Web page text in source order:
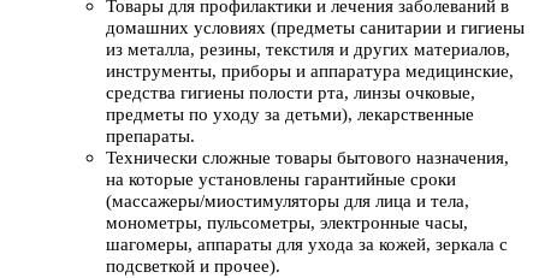
Товары для профилактики и лечения заболеваний в
домашних условиях (предметы санитарии и гигиены
из металла, резины, текстиля и других материалов,
инструменты, приборы и аппаратура медицинские,
средства гигиены полости рта, линзы очковые,
предметы по уходу за детьми), лекарственные
препараты.
Технически сложные товары бытового назначения,
на которые установлены гарантийные сроки
(массажеры/миостимуляторы для лица и тела,
монометры, пульсометры, электронные часы,
шагомеры, аппараты для ухода за кожей, зеркала с
подсветкой и прочее).